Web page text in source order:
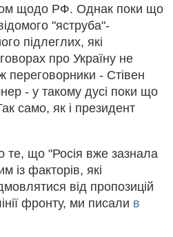
щодо РФ. Однак поки що
"яструба"-
підлеглих, які
про Україну не
переговорники - Стівен
- у такому дусі поки що
само, як і президент
те, що "Росія вже зазнала
із факторів, які
від пропозицій
фронту, ми писали в